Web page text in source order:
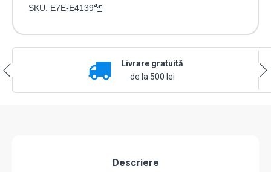
electromagnetica
SKU: E7E-E4139
Livrare gratuită
de la 500 lei
Descriere